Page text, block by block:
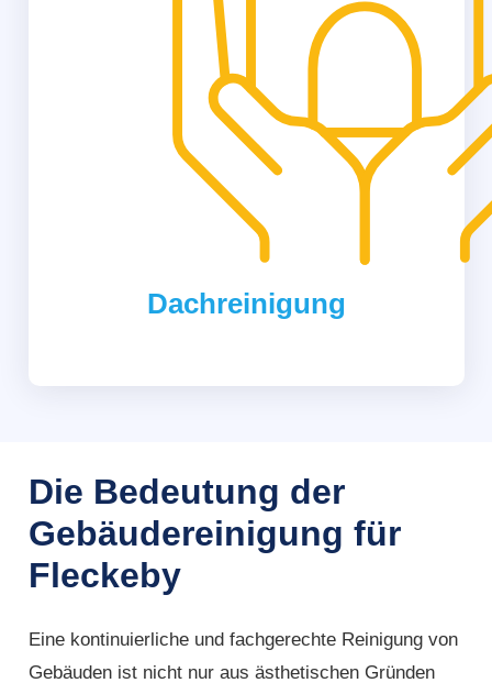
Dachreinigung
Die Bedeutung der
Gebäudereinigung für
Fleckeby
Eine kontinuierliche und fachgerechte Reinigung von
Gebäuden ist nicht nur aus ästhetischen Gründen